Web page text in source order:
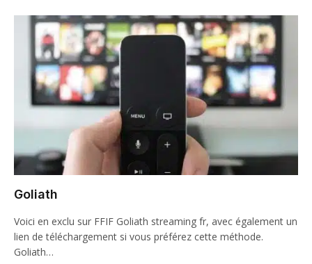
Goliath
Voici en exclu sur FFIF Goliath streaming fr, avec également un
lien de téléchargement si vous préférez cette méthode.
Goliath…